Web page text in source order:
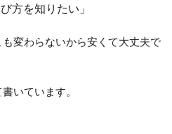
方を知りたい」
も変わらないから安くて大丈夫で
いています。